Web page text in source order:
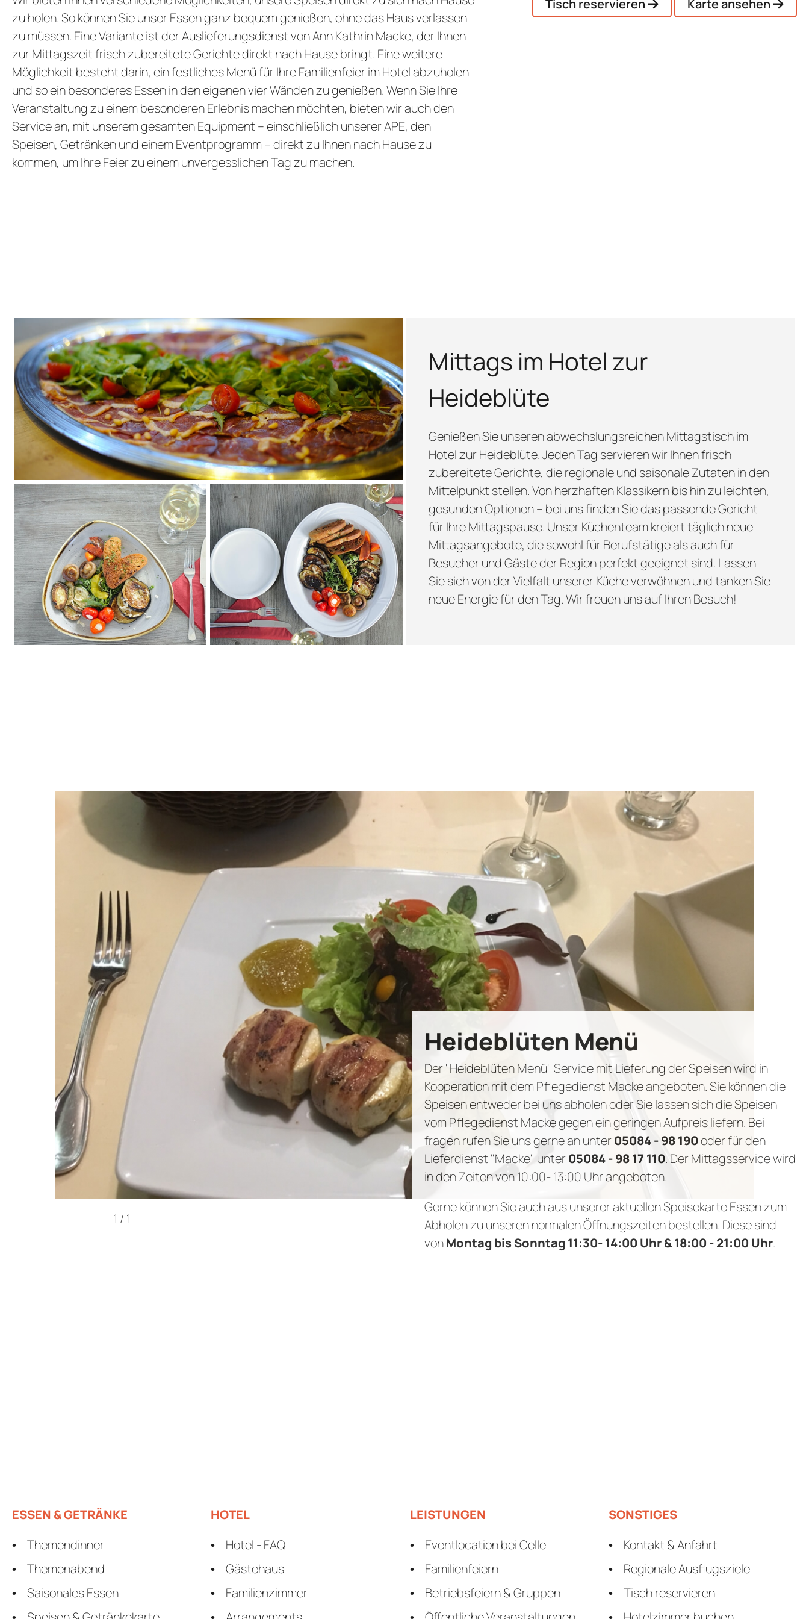
zu holen. So können Sie unser Essen ganz bequem genießen, ohne das Haus verlassen
zu müssen. Eine Variante ist der Auslieferungsdienst von Ann Kathrin Macke, der Ihnen
zur Mittagszeit frisch zubereitete Gerichte direkt nach Hause bringt. Eine weitere
Möglichkeit besteht darin, ein festliches Menü für Ihre Familienfeier im Hotel abzuholen
und so ein besonderes Essen in den eigenen vier Wänden zu genießen. Wenn Sie Ihre
Veranstaltung zu einem besonderen Erlebnis machen möchten, bieten wir auch den
Service an, mit unserem gesamten Equipment – einschließlich unserer APE, den
Speisen, Getränken und einem Eventprogramm – direkt zu Ihnen nach Hause zu
kommen, um Ihre Feier zu einem unvergesslichen Tag zu machen.
Tisch reservieren Karte ansehen
Mittags im Hotel zur
Heideblüte
Genießen Sie unseren abwechslungsreichen Mittagstisch im
Hotel zur Heideblüte. Jeden Tag servieren wir Ihnen frisch
zubereitete Gerichte, die regionale und saisonale Zutaten in den
Mittelpunkt stellen. Von herzhaften Klassikern bis hin zu leichten,
gesunden Optionen – bei uns finden Sie das passende Gericht
für Ihre Mittagspause. Unser Küchenteam kreiert täglich neue
Mittagsangebote, die sowohl für Berufstätige als auch für
Besucher und Gäste der Region perfekt geeignet sind. Lassen
Sie sich von der Vielfalt unserer Küche verwöhnen und tanken Sie
neue Energie für den Tag. Wir freuen uns auf Ihren Besuch!
1 / 1
Heideblüten Menü
Der "Heideblüten Menü" Service mit Lieferung der Speisen wird in
Kooperation mit dem Pflegedienst Macke angeboten. Sie können die
Speisen entweder bei uns abholen oder Sie lassen sich die Speisen
vom Pflegedienst Macke gegen ein geringen Aufpreis liefern. Bei
fragen rufen Sie uns gerne an unter05084 - 98 190oder für den
Lieferdienst "Macke" unter05084 - 98 17 110. Der Mittagsservice wird
in den Zeiten von 10:00- 13:00 Uhr angeboten.
Gerne können Sie auch aus unserer aktuellen Speisekarte Essen zum
Abholen zu unseren normalen Öffnungszeiten bestellen. Diese sind
vonMontag bis Sonntag 11:30- 14:00 Uhr & 18:00 - 21:00 Uhr.
ESSEN & GETRÄNKE
Themendinner
Themenabend
Saisonales Essen
HOTEL
Hotel - FAQ
Gästehaus
Familienzimmer
LEISTUNGEN
Eventlocation bei Celle
Familienfeiern
Betriebsfeiern & Gruppen
SONSTIGES
Kontakt & Anfahrt
Regionale Ausflugsziele
Tisch reservieren